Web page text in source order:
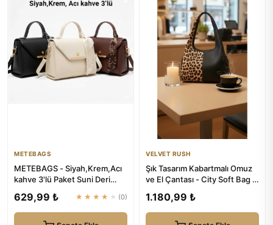
METEBAGS
METEBAGS - Siyah,Krem,Acı
kahve 3'lü Paket Suni Deri
629,99 ₺ ★★★★★ (0)
VELVET RUSH
Şık Tasarım Kabartmalı Omuz
ve El Çantası - City Soft Bag |
1.180,99 ₺